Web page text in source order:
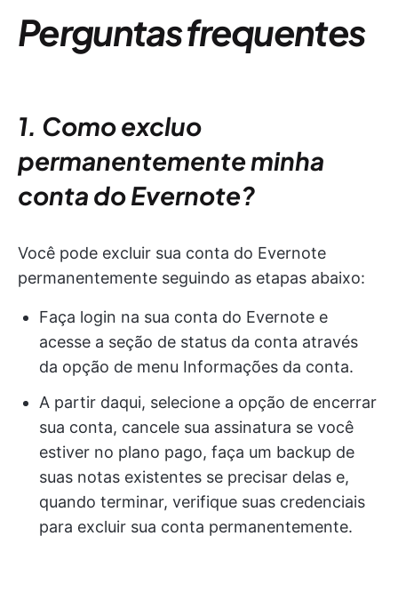
Perguntas frequentes
1. Como excluo
permanentemente minha
conta do Evernote?
Você pode excluir sua conta do Evernote
permanentemente seguindo as etapas abaixo:
Faça login na sua conta do Evernote e
acesse a seção de status da conta através
da opção de menu Informações da conta.
A partir daqui, selecione a opção de encerrar
sua conta, cancele sua assinatura se você
estiver no plano pago, faça um backup de
suas notas existentes se precisar delas e,
quando terminar, verifique suas credenciais
para excluir sua conta permanentemente.